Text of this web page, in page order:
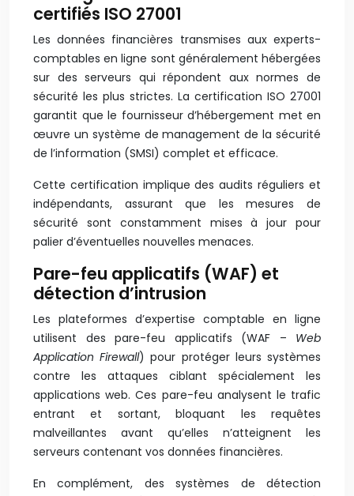
certifiés ISO 27001
Les données financières transmises aux experts-
comptables en ligne sont généralement hébergées
sur des serveurs qui répondent aux normes de
sécurité les plus strictes. La certification ISO 27001
garantit que le fournisseur d’hébergement met en
œuvre un système de management de la sécurité
de l’information (SMSI) complet et efficace.
Cette certification implique des audits réguliers et
indépendants, assurant que les mesures de
sécurité sont constamment mises à jour pour
palier d’éventuelles nouvelles menaces.
Pare-feu applicatifs (WAF) et
détection d’intrusion
Les plateformes d’expertise comptable en ligne
utilisent des pare-feu applicatifs (WAF – Web
Application Firewall) pour protéger leurs systèmes
contre les attaques ciblant spécialement les
applications web. Ces pare-feu analysent le trafic
entrant et sortant, bloquant les requêtes
malveillantes avant qu’elles n’atteignent les
serveurs contenant vos données financières.
En complément, des systèmes de détection